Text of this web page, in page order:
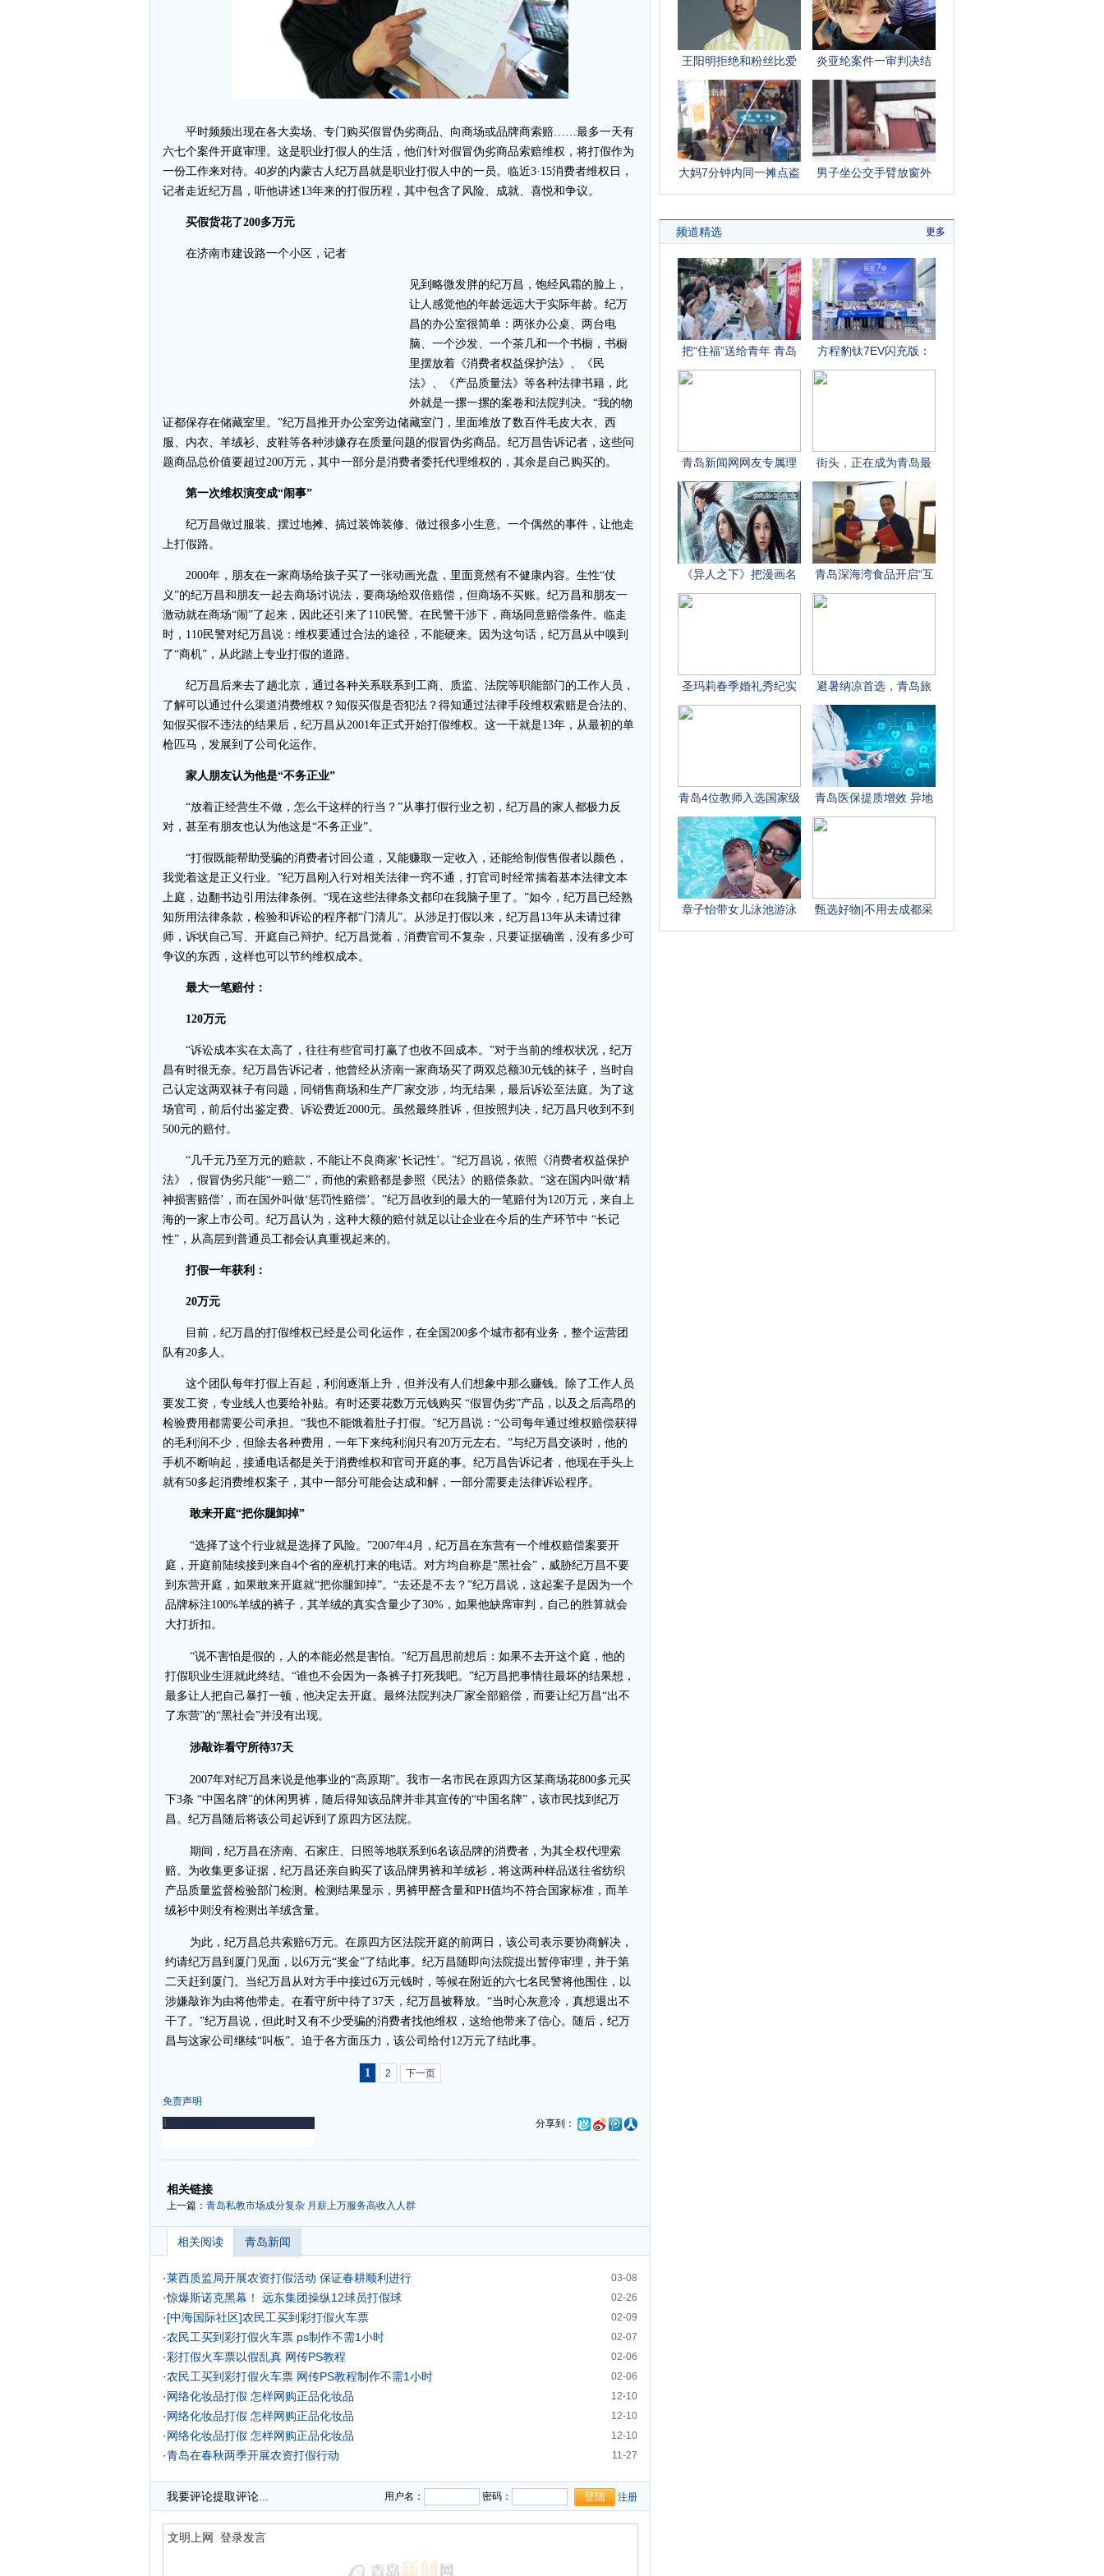
平时频频出现在各大卖场、专门购买假冒伪劣商品、向商场或品牌商索赔……最多一天有
六七个案件开庭审理。这是职业打假人的生活，他们针对假冒伪劣商品索赔维权，将打假作为
一份工作来对待。40岁的内蒙古人纪万昌就是职业打假人中的一员。临近3·15消费者维权日，
记者走近纪万昌，听他讲述13年来的打假历程，其中包含了风险、成就、喜悦和争议。
买假货花了200多万元
在济南市建设路一个小区，记者
见到略微发胖的纪万昌，饱经风霜的脸上，
让人感觉他的年龄远远大于实际年龄。纪万
昌的办公室很简单：两张办公桌、两台电
脑、一个沙发、一个茶几和一个书橱，书橱
里摆放着《消费者权益保护法》、《民
法》、《产品质量法》等各种法律书籍，此
外就是一摞一摞的案卷和法院判决。“我的物
证都保存在储藏室里。”纪万昌推开办公室旁边储藏室门，里面堆放了数百件毛皮大衣、西
服、内衣、羊绒衫、皮鞋等各种涉嫌存在质量问题的假冒伪劣商品。纪万昌告诉记者，这些问
题商品总价值要超过200万元，其中一部分是消费者委托代理维权的，其余是自己购买的。
第一次维权演变成“闹事”
纪万昌做过服装、摆过地摊、搞过装饰装修、做过很多小生意。一个偶然的事件，让他走
上打假路。
2000年，朋友在一家商场给孩子买了一张动画光盘，里面竟然有不健康内容。生性“仗
义”的纪万昌和朋友一起去商场讨说法，要商场给双倍赔偿，但商场不买账。纪万昌和朋友一
激动就在商场“闹”了起来，因此还引来了110民警。在民警干涉下，商场同意赔偿条件。临走
时，110民警对纪万昌说：维权要通过合法的途径，不能硬来。因为这句话，纪万昌从中嗅到
了“商机”，从此踏上专业打假的道路。
纪万昌后来去了趟北京，通过各种关系联系到工商、质监、法院等职能部门的工作人员，
了解可以通过什么渠道消费维权？知假买假是否犯法？得知通过法律手段维权索赔是合法的、
知假买假不违法的结果后，纪万昌从2001年正式开始打假维权。这一干就是13年，从最初的单
枪匹马，发展到了公司化运作。
家人朋友认为他是“不务正业”
“放着正经营生不做，怎么干这样的行当？”从事打假行业之初，纪万昌的家人都极力反
对，甚至有朋友也认为他这是“不务正业”。
“打假既能帮助受骗的消费者讨回公道，又能赚取一定收入，还能给制假售假者以颜色，
我觉着这是正义行业。”纪万昌刚入行对相关法律一窍不通，打官司时经常揣着基本法律文本
上庭，边翻书边引用法律条例。“现在这些法律条文都印在我脑子里了。”如今，纪万昌已经熟
知所用法律条款，检验和诉讼的程序都“门清儿”。从涉足打假以来，纪万昌13年从未请过律
师，诉状自己写、开庭自己辩护。纪万昌觉着，消费官司不复杂，只要证据确凿，没有多少可
争议的东西，这样也可以节约维权成本。
最大一笔赔付：
120万元
“诉讼成本实在太高了，往往有些官司打赢了也收不回成本。”对于当前的维权状况，纪万
昌有时很无奈。纪万昌告诉记者，他曾经从济南一家商场买了两双总额30元钱的袜子，当时自
己认定这两双袜子有问题，同销售商场和生产厂家交涉，均无结果，最后诉讼至法庭。为了这
场官司，前后付出鉴定费、诉讼费近2000元。虽然最终胜诉，但按照判决，纪万昌只收到不到
500元的赔付。
“几千元乃至万元的赔款，不能让不良商家‘长记性’。”纪万昌说，依照《消费者权益保护
法》，假冒伪劣只能“一赔二”，而他的索赔都是参照《民法》的赔偿条款。“这在国内叫做‘精
神损害赔偿’，而在国外叫做‘惩罚性赔偿’。”纪万昌收到的最大的一笔赔付为120万元，来自上
海的一家上市公司。纪万昌认为，这种大额的赔付就足以让企业在今后的生产环节中 “长记
性”，从高层到普通员工都会认真重视起来的。
打假一年获利：
20万元
目前，纪万昌的打假维权已经是公司化运作，在全国200多个城市都有业务，整个运营团
队有20多人。
这个团队每年打假上百起，利润逐渐上升，但并没有人们想象中那么赚钱。除了工作人员
要发工资，专业线人也要给补贴。有时还要花数万元钱购买 “假冒伪劣”产品，以及之后高昂的
检验费用都需要公司承担。“我也不能饿着肚子打假。”纪万昌说：“公司每年通过维权赔偿获得
的毛利润不少，但除去各种费用，一年下来纯利润只有20万元左右。”与纪万昌交谈时，他的
手机不断响起，接通电话都是关于消费维权和官司开庭的事。纪万昌告诉记者，他现在手头上
就有50多起消费维权案子，其中一部分可能会达成和解，一部分需要走法律诉讼程序。
敢来开庭“把你腿卸掉”
“选择了这个行业就是选择了风险。”2007年4月，纪万昌在东营有一个维权赔偿案要开
庭，开庭前陆续接到来自4个省的座机打来的电话。对方均自称是“黑社会”，威胁纪万昌不要
到东营开庭，如果敢来开庭就“把你腿卸掉”。“去还是不去？”纪万昌说，这起案子是因为一个
品牌标注100%羊绒的裤子，其羊绒的真实含量少了30%，如果他缺席审判，自己的胜算就会
大打折扣。
“说不害怕是假的，人的本能必然是害怕。”纪万昌思前想后：如果不去开这个庭，他的
打假职业生涯就此终结。“谁也不会因为一条裤子打死我吧。”纪万昌把事情往最坏的结果想，
最多让人把自己暴打一顿，他决定去开庭。最终法院判决厂家全部赔偿，而要让纪万昌“出不
了东营”的“黑社会”并没有出现。
涉敲诈看守所待37天
2007年对纪万昌来说是他事业的“高原期”。我市一名市民在原四方区某商场花800多元买
下3条 “中国名牌”的休闲男裤，随后得知该品牌并非其宣传的“中国名牌”，该市民找到纪万
昌。纪万昌随后将该公司起诉到了原四方区法院。
期间，纪万昌在济南、石家庄、日照等地联系到6名该品牌的消费者，为其全权代理索
赔。为收集更多证据，纪万昌还亲自购买了该品牌男裤和羊绒衫，将这两种样品送往省纺织
产品质量监督检验部门检测。检测结果显示，男裤甲醛含量和PH值均不符合国家标准，而羊
绒衫中则没有检测出羊绒含量。
为此，纪万昌总共索赔6万元。在原四方区法院开庭的前两日，该公司表示要协商解决，
约请纪万昌到厦门见面，以6万元“奖金”了结此事。纪万昌随即向法院提出暂停审理，并于第
二天赶到厦门。当纪万昌从对方手中接过6万元钱时，等候在附近的六七名民警将他围住，以
涉嫌敲诈为由将他带走。在看守所中待了37天，纪万昌被释放。“当时心灰意冷，真想退出不
干了。”纪万昌说，但此时又有不少受骗的消费者找他维权，这给他带来了信心。随后，纪万
昌与这家公司继续“叫板”。迫于各方面压力，该公司给付12万元了结此事。
1 2 下一页
免责声明
分享到：
-
相关链接
上一篇： 青岛私教市场成分复杂 月薪上万服务高收入人群
相关阅读 青岛新闻
03-08
·莱西质监局开展农资打假活动 保证春耕顺利进行
02-26
·惊爆斯诺克黑幕！ 远东集团操纵12球员打假球
02-09
·[中海国际社区]农民工买到彩打假火车票
02-07
·农民工买到彩打假火车票 ps制作不需1小时
02-06
·彩打假火车票以假乱真 网传PS教程
02-06
·农民工买到彩打假火车票 网传PS教程制作不需1小时
12-10
·网络化妆品打假 怎样网购正品化妆品
12-10
·网络化妆品打假 怎样网购正品化妆品
12-10
·网络化妆品打假 怎样网购正品化妆品
11-27
·青岛在春秋两季开展农资打假行动
我要评论提取评论... 用户名： 密码： 注册